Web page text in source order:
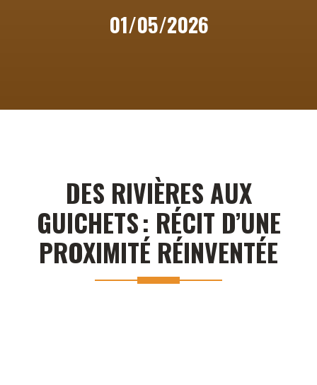
01/05/2026
DES RIVIÈRES AUX
GUICHETS : RÉCIT D’UNE
PROXIMITÉ RÉINVENTÉE